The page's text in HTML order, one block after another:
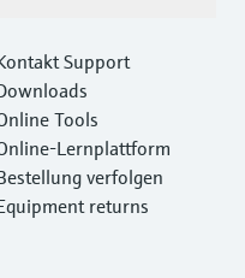
Support
Tools
Lernplattform
verfolgen
returns